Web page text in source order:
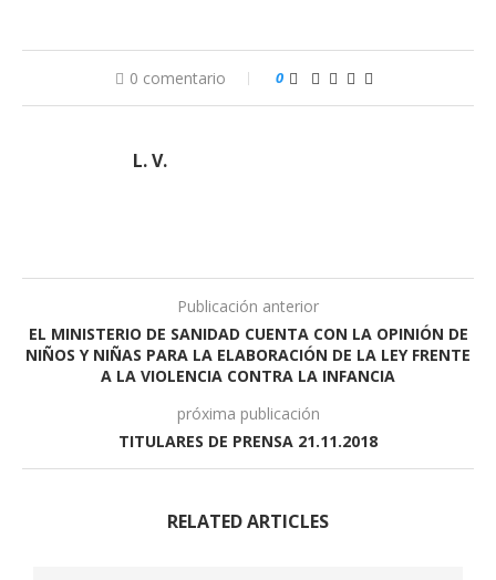
0 comentario 0
L. V.
Publicación anterior
EL MINISTERIO DE SANIDAD CUENTA CON LA OPINIÓN DE
NIÑOS Y NIÑAS PARA LA ELABORACIÓN DE LA LEY FRENTE
A LA VIOLENCIA CONTRA LA INFANCIA
próxima publicación
TITULARES DE PRENSA 21.11.2018
RELATED ARTICLES